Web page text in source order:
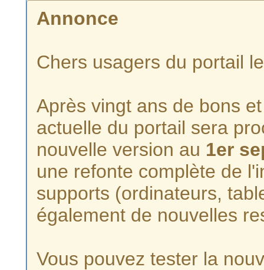
Annonce
Chers usagers du portail
Après vingt ans de bons
actuelle du portail sera
nouvelle version au 1er
une refonte complète de
supports (ordinateurs,
également de nouvelles
Vous pouvez tester la